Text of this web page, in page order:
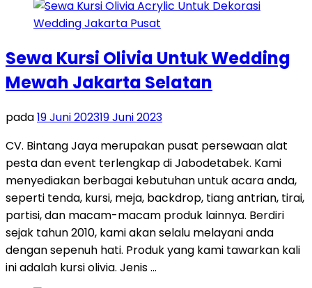
Sewa Kursi Olivia Untuk Wedding
Mewah Jakarta Selatan
pada19 Juni 202319 Juni 2023
CV. Bintang Jaya merupakan pusat persewaan alat
pesta dan event terlengkap di Jabodetabek. Kami
menyediakan berbagai kebutuhan untuk acara anda,
seperti tenda, kursi, meja, backdrop, tiang antrian, tirai,
partisi, dan macam-macam produk lainnya. Berdiri
sejak tahun 2010, kami akan selalu melayani anda
dengan sepenuh hati. Produk yang kami tawarkan kali
ini adalah kursi olivia. Jenis …